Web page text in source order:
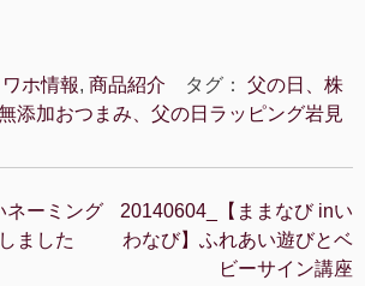
ホ情報, 商品紹介 タグ： 父の日、株
添加おつまみ、父の日ラッピング岩見
ネーミング
ました
20140604_【ままなび inい
わなび】ふれあい遊びとベ
ビーサイン講座